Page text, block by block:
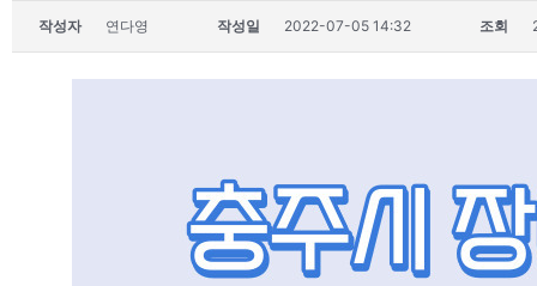
작성자 연다영 작성일 2022-07-05 14:32 조회